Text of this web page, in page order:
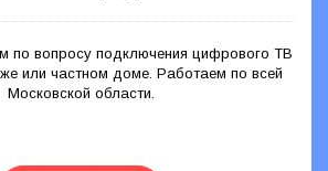
по вопросу подключения цифрового ТВ
или частном доме. Работаем по всей
Московской области.